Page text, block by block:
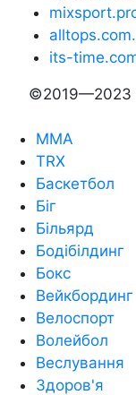
its-
©2019—2023
MMA
TRX
Баскетбол
Біг
Більярд
Бодібілдинг
Бокс
Вейкбординг
Велоспорт
Волейбол
Веслування
Здоров'я